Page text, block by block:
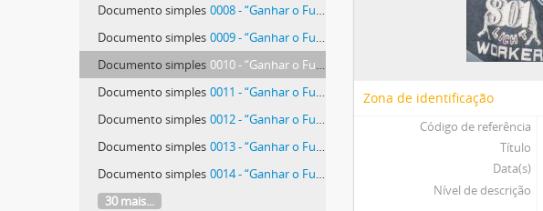
Documento simples 0008 - “Ganhar o Futuro”
Documento simples 0009 - “Ganhar o Futuro”
Documento simples 0010 - “Ganhar o Futuro”
Documento simples 0011 - “Ganhar o Futuro”
Documento simples 0012 - “Ganhar o Futuro”
Documento simples 0013 - “Ganhar o Futuro”
Documento simples 0014 - “Ganhar o Futuro”
30 mais...
Zona de identificação
Código de referência
Título
Data(s)
Nível de descrição